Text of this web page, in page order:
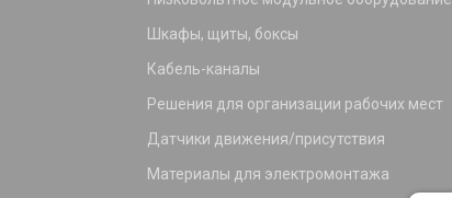
Шкафы, щиты, боксы
Кабель-каналы
Решения для организации рабочих мест
Датчики движения/присутствия
Материалы для электромонтажа